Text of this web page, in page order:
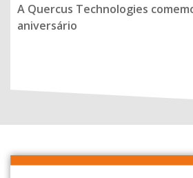
A Quercus Technologies
aniversário